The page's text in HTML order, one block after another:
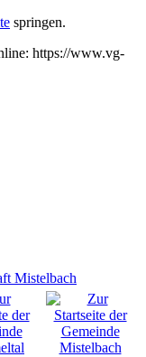
springen.
https://www.vg-